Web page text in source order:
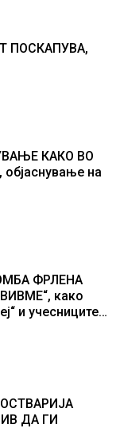
ПОСКАПУВА,
КАКО ВО
на
ФРЛЕНА
како
и учесниците
ДА ГИ